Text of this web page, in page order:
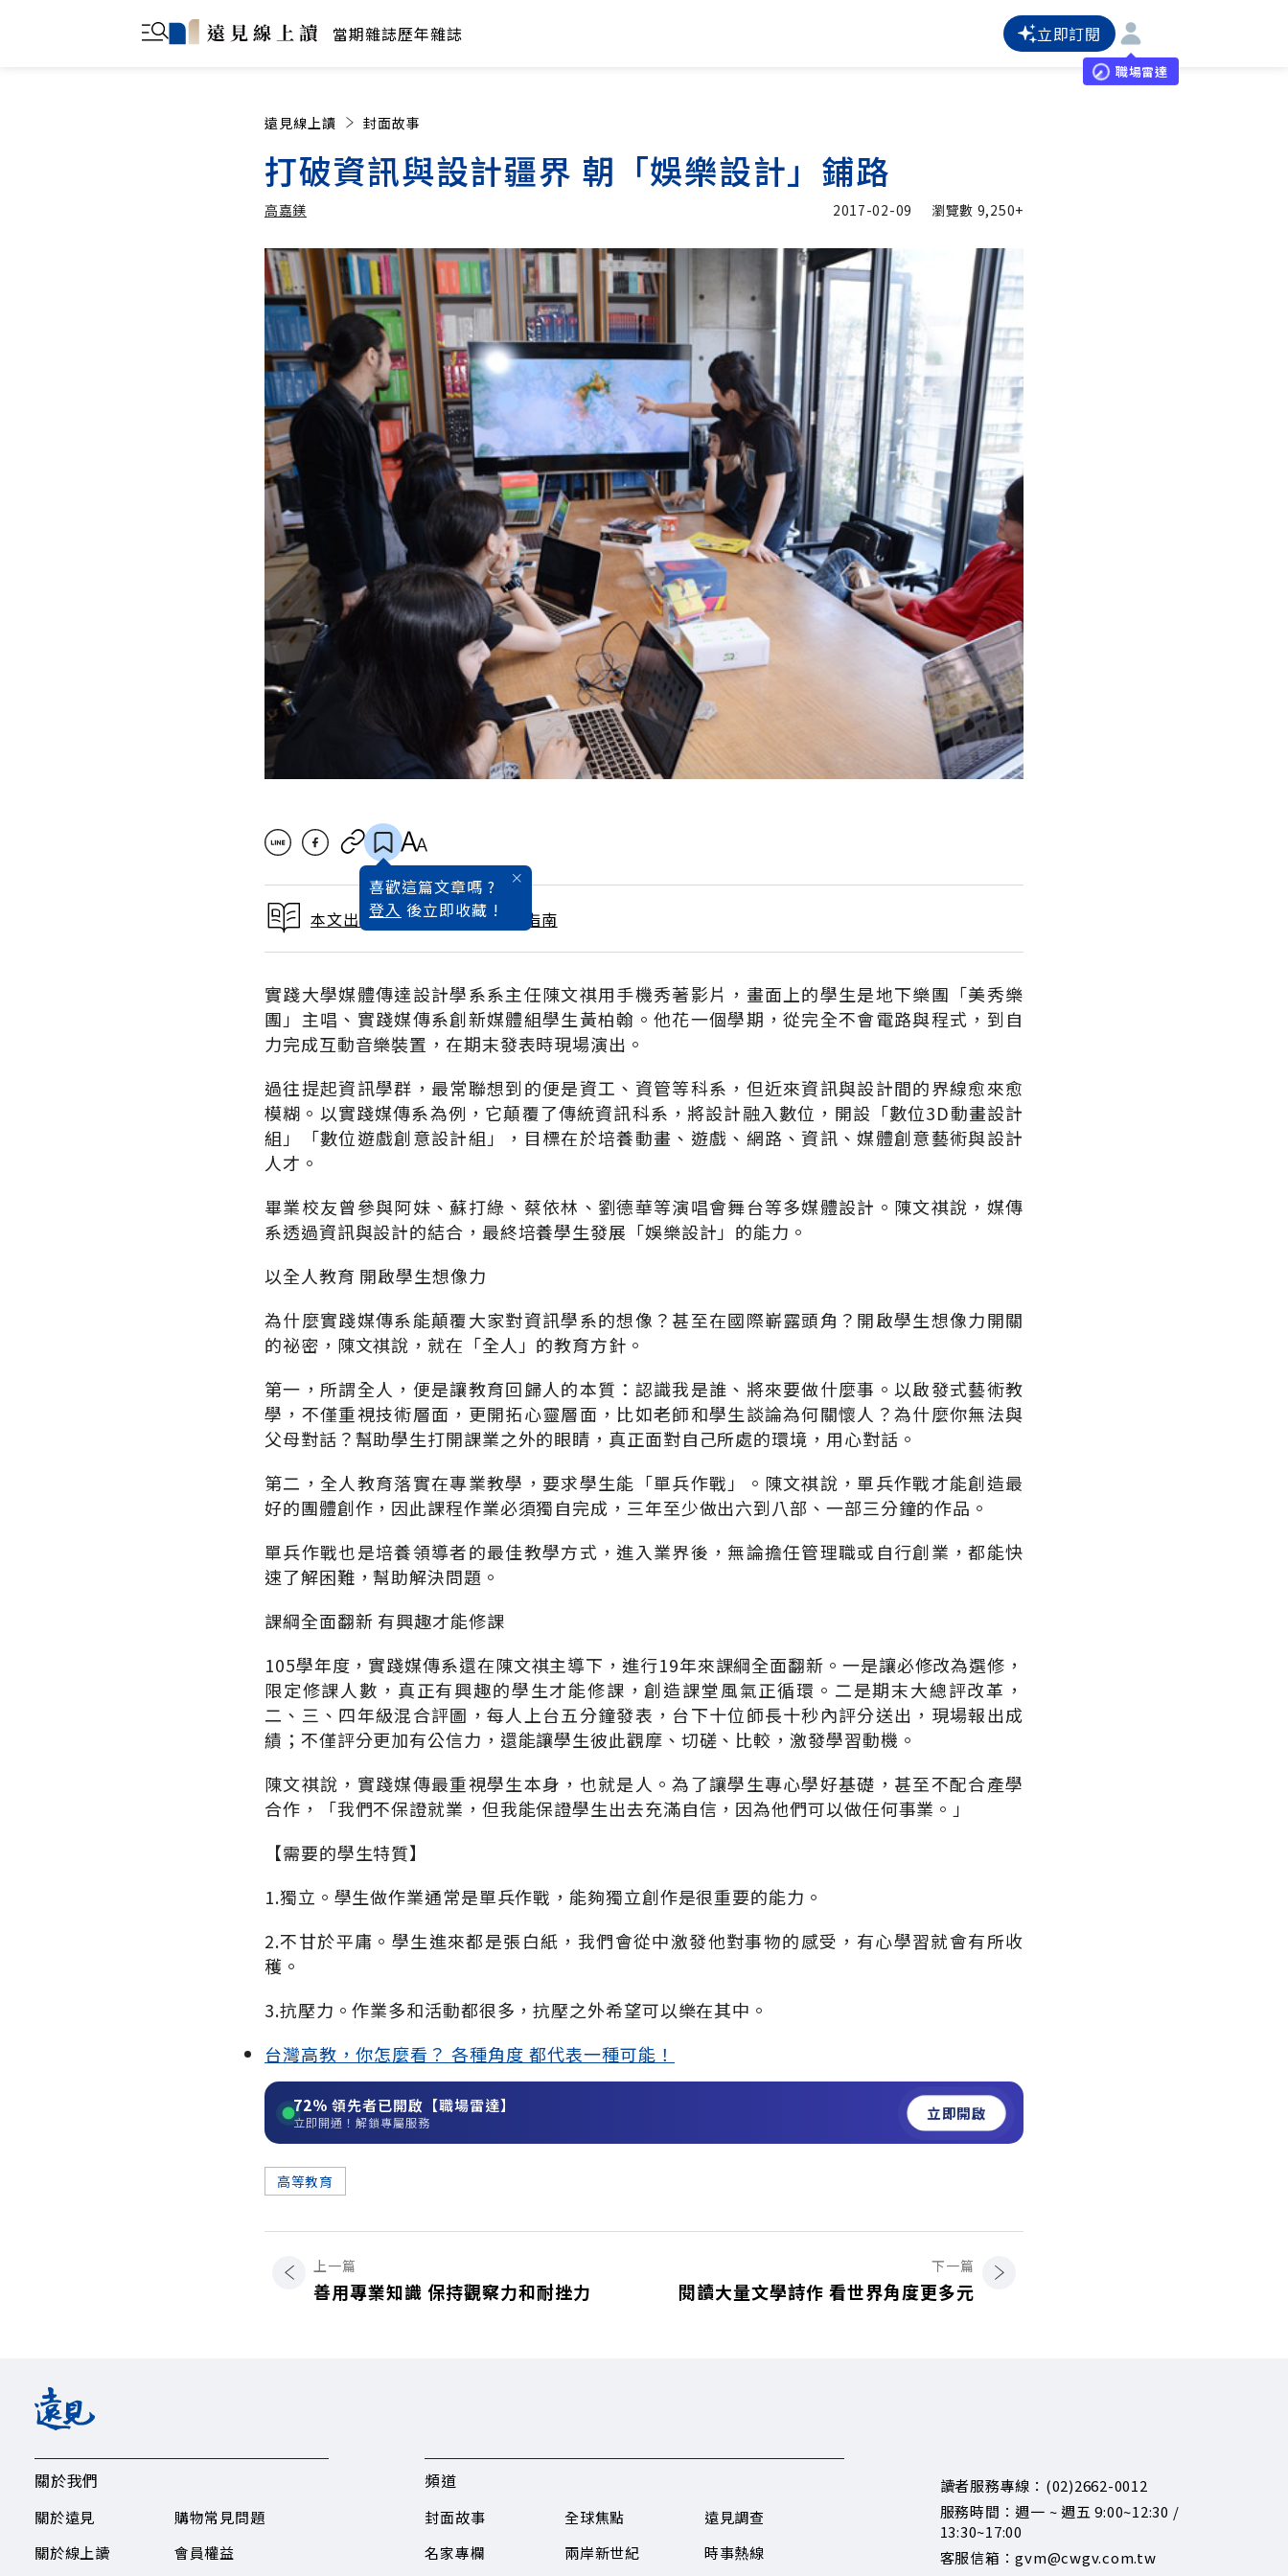
當期雜誌歷年雜誌 立即訂閱
職場雷達
遠見線上讀 封面故事
打破資訊與設計疆界 朝「娛樂設計」鋪路
高嘉鎂
高嘉鎂 加入追蹤
2017-02-09 瀏覽數 9,250+
喜歡這篇文章嗎 ?
登入 後立即收藏 !
本文出自2017大學暨技職入學指南
實踐大學媒體傳達設計學系系主任陳文祺用手機秀著影片，畫面上的學生是地下樂團「美秀樂
團」主唱、實踐媒傳系創新媒體組學生黃柏翰。他花一個學期，從完全不會電路與程式，到自
力完成互動音樂裝置，在期末發表時現場演出。
過往提起資訊學群，最常聯想到的便是資工、資管等科系，但近來資訊與設計間的界線愈來愈
模糊。以實踐媒傳系為例，它顛覆了傳統資訊科系，將設計融入數位，開設「數位3D動畫設計
組」「數位遊戲創意設計組」，目標在於培養動畫、遊戲、網路、資訊、媒體創意藝術與設計
人才。
畢業校友曾參與阿妹、蘇打綠、蔡依林、劉德華等演唱會舞台等多媒體設計。陳文祺說，媒傳
系透過資訊與設計的結合，最終培養學生發展「娛樂設計」的能力。
以全人教育 開啟學生想像力
為什麼實踐媒傳系能顛覆大家對資訊學系的想像？甚至在國際嶄露頭角？開啟學生想像力開關
的祕密，陳文祺說，就在「全人」的教育方針。
第一，所謂全人，便是讓教育回歸人的本質：認識我是誰、將來要做什麼事。以啟發式藝術教
學，不僅重視技術層面，更開拓心靈層面，比如老師和學生談論為何關懷人？為什麼你無法與
父母對話？幫助學生打開課業之外的眼睛，真正面對自己所處的環境，用心對話。
第二，全人教育落實在專業教學，要求學生能「單兵作戰」。陳文祺說，單兵作戰才能創造最
好的團體創作，因此課程作業必須獨自完成，三年至少做出六到八部、一部三分鐘的作品。
單兵作戰也是培養領導者的最佳教學方式，進入業界後，無論擔任管理職或自行創業，都能快
速了解困難，幫助解決問題。
課綱全面翻新 有興趣才能修課
105學年度，實踐媒傳系還在陳文祺主導下，進行19年來課綱全面翻新。一是讓必修改為選修，
限定修課人數，真正有興趣的學生才能修課，創造課堂風氣正循環。二是期末大總評改革，
二、三、四年級混合評圖，每人上台五分鐘發表，台下十位師長十秒內評分送出，現場報出成
績；不僅評分更加有公信力，還能讓學生彼此觀摩、切磋、比較，激發學習動機。
陳文祺說，實踐媒傳最重視學生本身，也就是人。為了讓學生專心學好基礎，甚至不配合產學
合作，「我們不保證就業，但我能保證學生出去充滿自信，因為他們可以做任何事業。」
【需要的學生特質】
1.獨立。學生做作業通常是單兵作戰，能夠獨立創作是很重要的能力。
2.不甘於平庸。學生進來都是張白紙，我們會從中激發他對事物的感受，有心學習就會有所收
穫。
3.抗壓力。作業多和活動都很多，抗壓之外希望可以樂在其中。
台灣高教，你怎麼看？ 各種角度 都代表一種可能！
72% 領先者已開啟【職場雷達】
立即開通！解鎖專屬服務 立即開啟
高等教育
上一篇
善用專業知識 保持觀察力和耐挫力
下一篇
閱讀大量文學詩作 看世界角度更多元
關於我們
關於遠見
關於線上讀
購物常見問題
會員權益
頻道
封面故事
名家專欄
全球焦點
兩岸新世紀
遠見調查
時事熱線
讀者服務專線：(02)2662-0012
服務時間：週一 ~ 週五 9:00~12:30 /
13:30~17:00
客服信箱：gvm@cwgv.com.tw